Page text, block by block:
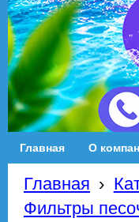
Главная О
Главная ›
Фильтры